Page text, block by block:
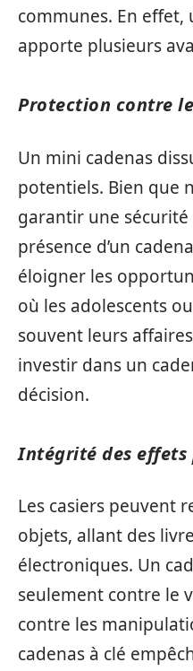
communes. En effet,
apporte plusieurs
Protection contre
Un mini cadenas
potentiels. Bien que
garantir une sécurité
présence d’un
éloigner les
où les adolescents
souvent leurs
investir dans un
décision.
Intégrité des effets
Les casiers peuvent
objets, allant des
électroniques. Un
seulement contre le
contre les
cadenas à clé